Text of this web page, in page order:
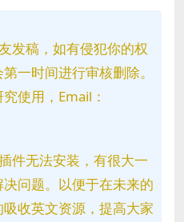
发稿，如有侵犯你的权
一时间进行审核删除。
使用，Email：
件无法安装，有很大一
问题。以便于在未来的
收英文资源，提高大家